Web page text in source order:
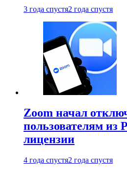
3 года спустя2 года спустя
Zoom начал
пользователям из
лицензии
4 года спустя2 года спустя